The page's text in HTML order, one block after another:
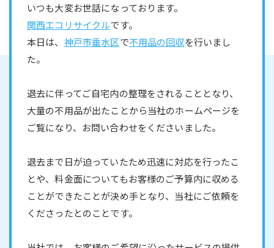
いつも大変お世話になっております。
関西エコリサイクルです。
本日は、 神戸市垂水区で不用品の回収を行いまし
た。
退去に伴ってご自宅内の整理をされることとなり、
大量の不用品が出たことから当社のホームページを
ご覧になり、お問い合わせをくださいました。
退去まで日が迫っていたため迅速に対応を行ったこ
とや、料金面についてもお客様のご予算内に収める
ことができたことが決め手となり、当社にご依頼を
くださったとのことです。